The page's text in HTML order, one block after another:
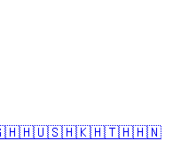
🇭🇺🇸🇭🇰🇭🇹🇭🇭🇳